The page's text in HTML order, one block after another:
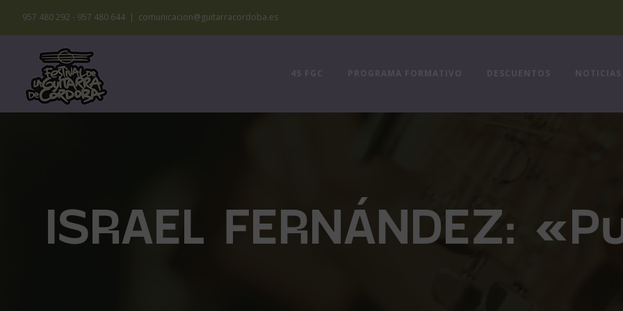
Saltar
al
contenido
957 480 292 - 957 480 644 | comunicacion@guitarracordoba.es
45 FGC PROGRAMA FORMATIVO DESCUENTOS NOTICIAS
ISRAEL FERNÁNDEZ: